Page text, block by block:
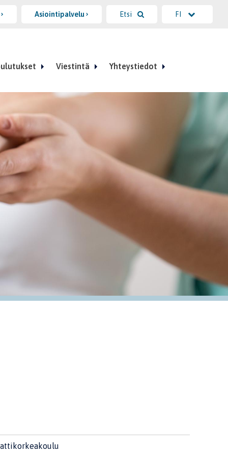
Asiointipalvelu Etsi FI
Viestintä Yhteystiedot